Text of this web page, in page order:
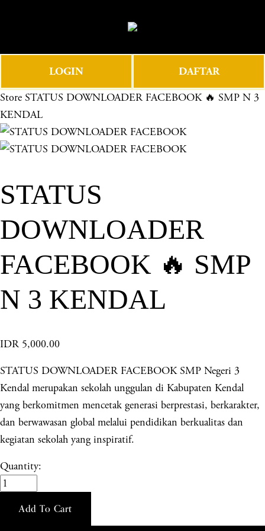
e
e
n
u
LOGIN DAFTAR
Store STATUS DOWNLOADER FACEBOOK 🔥 SMP N 3
KENDAL
STATUS
DOWNLOADER
FACEBOOK 🔥 SMP
N 3 KENDAL
IDR 5,000.00
STATUS DOWNLOADER FACEBOOK SMP Negeri 3
Kendal merupakan sekolah unggulan di Kabupaten Kendal
yang berkomitmen mencetak generasi berprestasi, berkarakter,
dan berwawasan global melalui pendidikan berkualitas dan
kegiatan sekolah yang inspiratif.
Quantity:
Add To Cart